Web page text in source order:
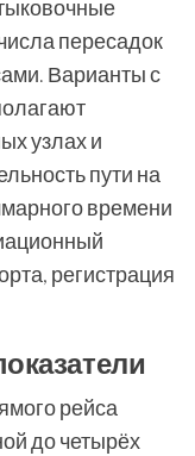
пересадок
Варианты с
узлах и
пути на
времени
регистрация
рейса
до четырёх